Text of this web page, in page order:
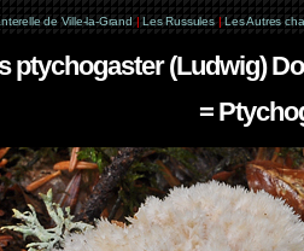
de Ville-la-Grand | Les Russules | Les Autres
ptychogaster (Ludwig)
=